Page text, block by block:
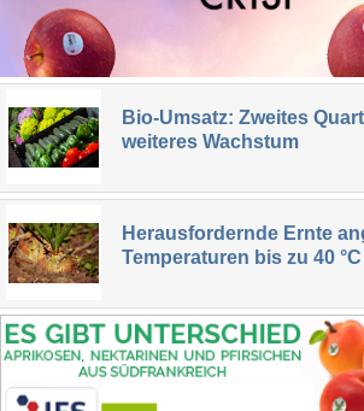
Bio-Umsatz: Zweites
weiteres Wachstum
Herausfordernde Ernte
Temperaturen bis zu 40 °C